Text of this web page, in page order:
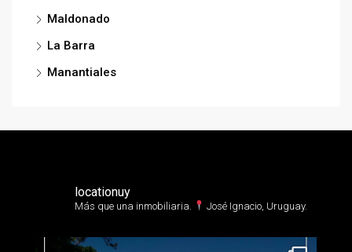
Maldonado
La Barra
Manantiales
locationuy
Más que una inmobiliaria.⁣ José Ignacio, Uruguay.